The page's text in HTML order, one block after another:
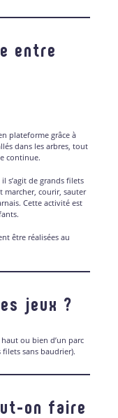
entre
plateforme grâce à
dans les arbres, tout
continue.
s’agit de grands filets
marcher, courir, sauter
Cette activité est
être réalisées au
jeux ?
ou bien d’un parc
sans baudrier).
on faire